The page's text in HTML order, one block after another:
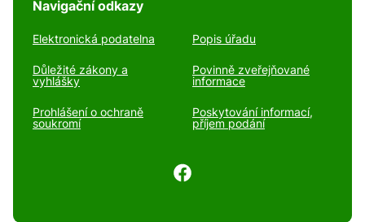
Navigační odkazy
Elektronická podatelna Popis úřadu
Důležité zákony a
vyhlášky
Povinně zveřejňované
informace
Prohlášení o ochraně
soukromí
Poskytování informací,
příjem podání